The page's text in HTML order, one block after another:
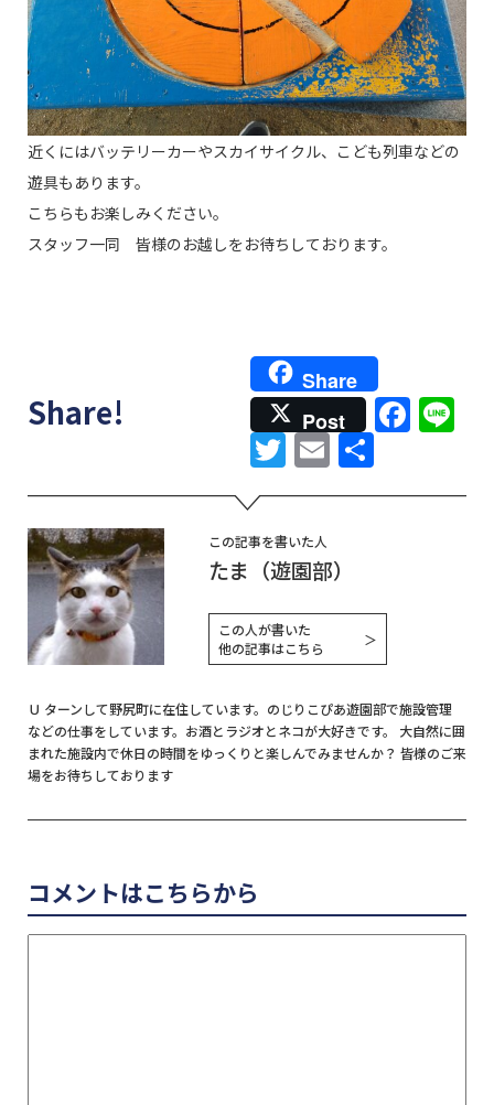
近くにはバッテリーカーやスカイサイクル、こども列車などの
遊具もあります。
こちらもお楽しみください。
スタッフ一同 皆様のお越しをお待ちしております。
Share!
Share
Post
Twitter
Email
共
有
この記事を書いた人
たま（遊園部）
この人が書いた
他の記事はこちら
＞
Ｕ ターンして野尻町に在住しています。のじりこぴあ遊園部で施設管理
などの仕事をしています。お酒とラジオとネコが大好きです。 大自然に囲
まれた施設内で休日の時間をゆっくりと楽しんでみませんか？ 皆様のご来
場をお待ちしております
コメントはこちらから